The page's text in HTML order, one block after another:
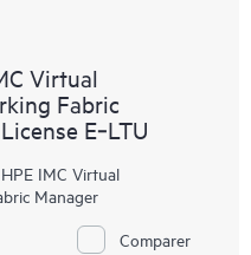
Virtual
Fabric
E‑LTU
IMC Virtual
Manager
Comparer